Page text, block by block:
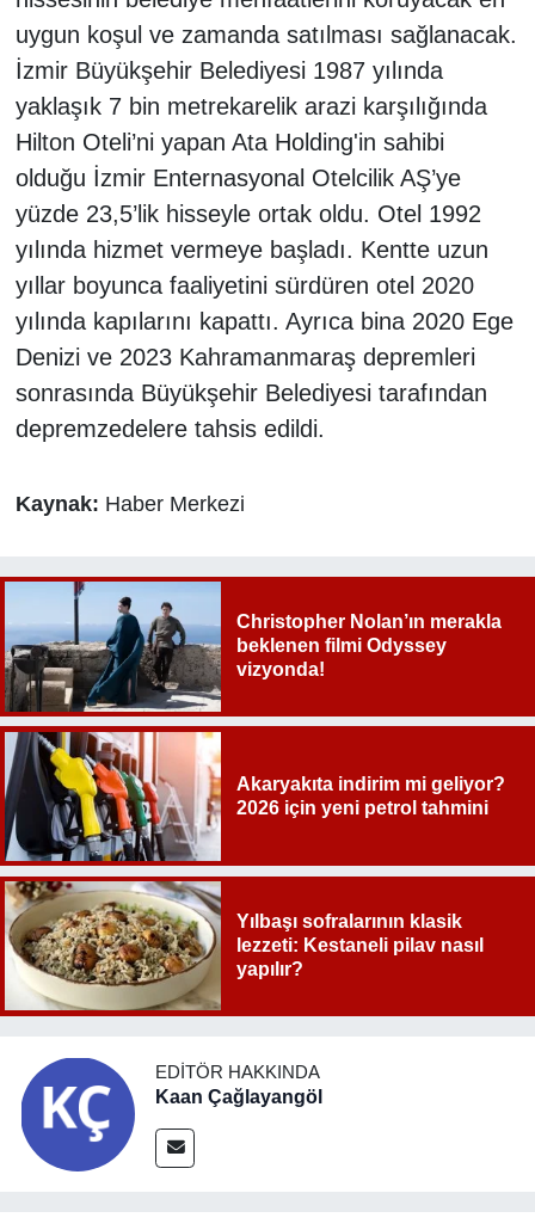
uygun koşul ve zamanda satılması sağlanacak.
İzmir Büyükşehir Belediyesi 1987 yılında
yaklaşık 7 bin metrekarelik arazi karşılığında
Hilton Oteli’ni yapan Ata Holding'in sahibi
olduğu İzmir Enternasyonal Otelcilik AŞ’ye
yüzde 23,5’lik hisseyle ortak oldu. Otel 1992
yılında hizmet vermeye başladı. Kentte uzun
yıllar boyunca faaliyetini sürdüren otel 2020
yılında kapılarını kapattı. Ayrıca bina 2020 Ege
Denizi ve 2023 Kahramanmaraş depremleri
sonrasında Büyükşehir Belediyesi tarafından
depremzedelere tahsis edildi.
Kaynak: Haber Merkezi
Christopher Nolan’ın merakla
beklenen filmi Odyssey
vizyonda!
Akaryakıta indirim mi geliyor?
2026 için yeni petrol tahmini
Yılbaşı sofralarının klasik
lezzeti: Kestaneli pilav nasıl
yapılır?
EDITÖR HAKKINDA
Kaan Çağlayangöl